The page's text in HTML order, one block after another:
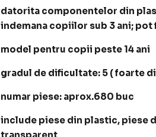
datorita componentelor din
indemana copiilor sub 3 ani;
model pentru copii peste 14 ani
gradul de dificultate: 5 ( foarte
numar piese: aprox.680 buc
include piese din plastic, piese